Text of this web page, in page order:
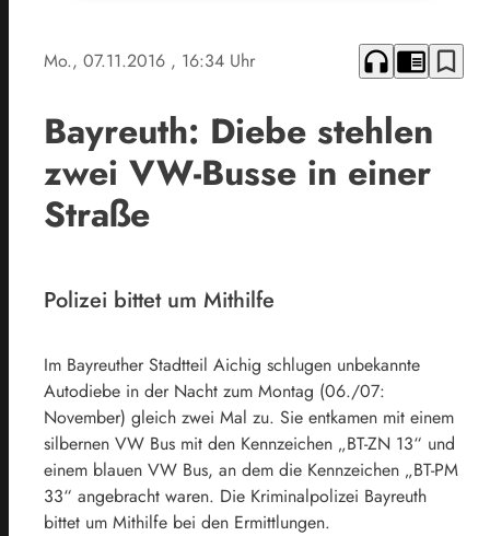
Mo., 07.11.2016 , 16:34 Uhr headphones chrome_reader_mode bookmark_border
Bayreuth: Diebe stehlen
zwei VW-Busse in einer
Straße
Polizei bittet um Mithilfe
Im Bayreuther Stadtteil Aichig schlugen unbekannte
Autodiebe in der Nacht zum Montag (06./07:
November) gleich zwei Mal zu. Sie entkamen mit einem
silbernen VW Bus mit den Kennzeichen „BT-ZN 13“ und
einem blauen VW Bus, an dem die Kennzeichen „BT-PM
33“ angebracht waren. Die Kriminalpolizei Bayreuth
bittet um Mithilfe bei den Ermittlungen.